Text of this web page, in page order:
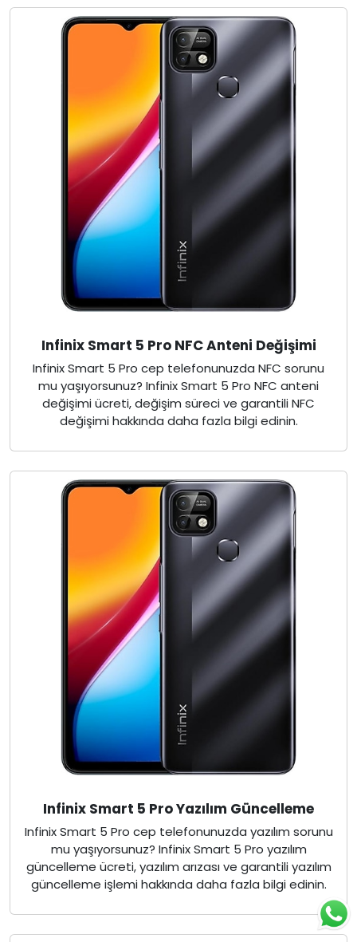
Infinix Smart 5 Pro NFC Anteni Değişimi
Infinix Smart 5 Pro cep telefonunuzda NFC sorunu
mu yaşıyorsunuz? Infinix Smart 5 Pro NFC anteni
değişimi ücreti, değişim süreci ve garantili NFC
değişimi hakkında daha fazla bilgi edinin.
Infinix Smart 5 Pro Yazılım Güncelleme
Infinix Smart 5 Pro cep telefonunuzda yazılım sorunu
mu yaşıyorsunuz? Infinix Smart 5 Pro yazılım
güncelleme ücreti, yazılım arızası ve garantili yazılım
güncelleme işlemi hakkında daha fazla bilgi edinin.